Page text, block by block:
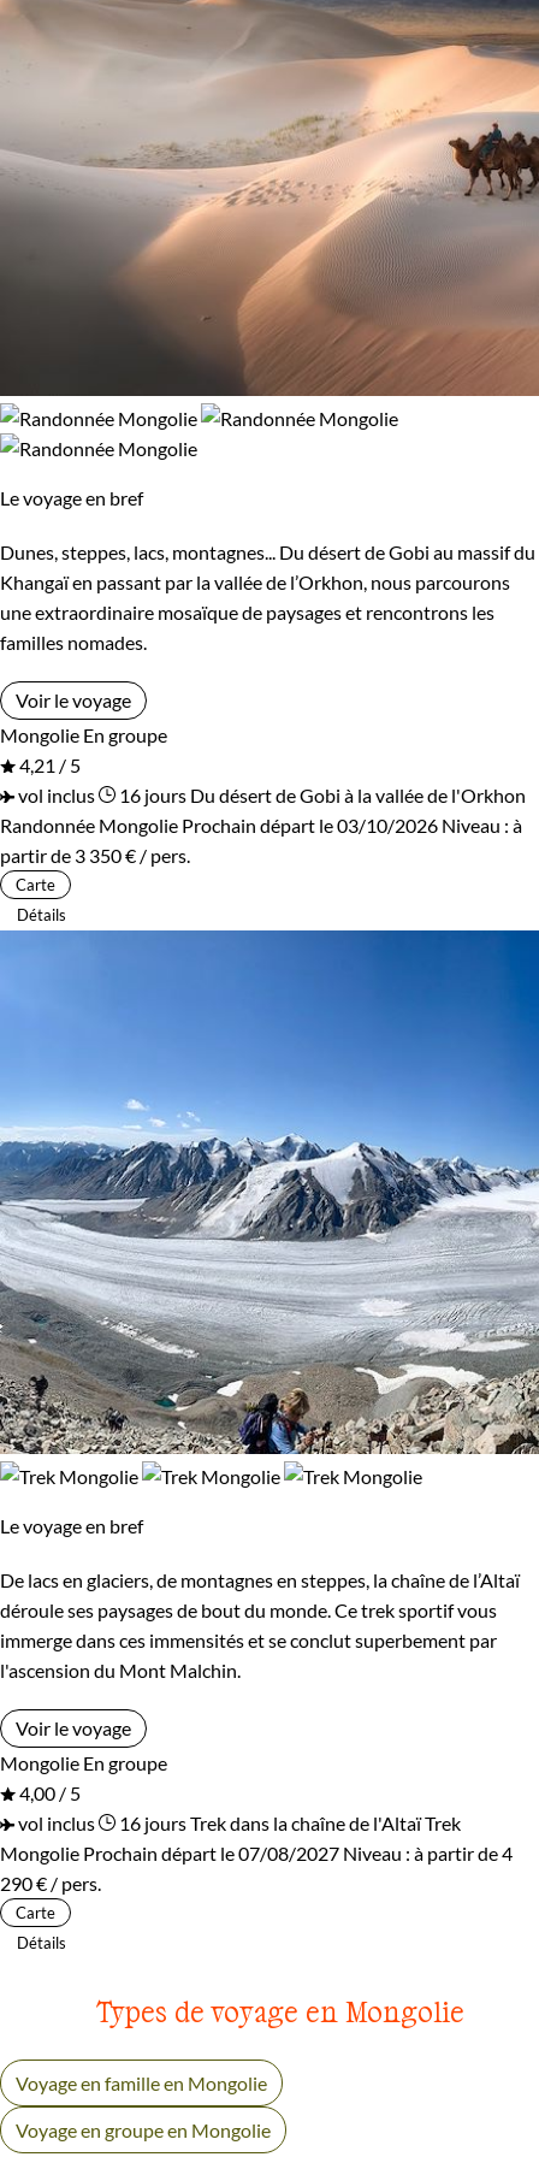
Trek
Forêts, collines, rivières et lacs
Montagne
Le voyage en bref
Dunes, steppes, lacs, montagnes... Du désert de Gobi au massif du
Khangaï en passant par la vallée de l’Orkhon, nous parcourons
une extraordinaire mosaïque de paysages et rencontrons les
familles nomades.
Voir le voyage
Mongolie En groupe
4,21 / 5
vol inclus
16 jours Du désert de Gobi à la vallée de l'Orkhon
Randonnée Mongolie Prochain départ le 03/10/2026 Niveau : à
partir de 3 350 € / pers.
Carte
Détails
Le voyage en bref
De lacs en glaciers, de montagnes en steppes, la chaîne de l’Altaï
déroule ses paysages de bout du monde. Ce trek sportif vous
immerge dans ces immensités et se conclut superbement par
l'ascension du Mont Malchin.
Voir le voyage
Mongolie En groupe
4,00 / 5
vol inclus
16 joursTrek dans la chaîne de l'AltaïTrek
Mongolie Prochain départ le 07/08/2027 Niveau : à partir de4
290 € / pers.
Carte
Détails
Types de voyage en Mongolie
Voyage en famille en Mongolie
Voyage en groupe en Mongolie